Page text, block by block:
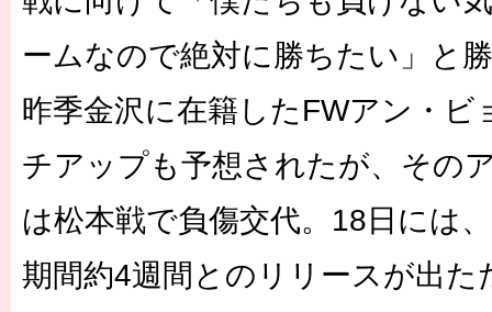
ームなので絶対に勝ちたい」と
昨季金沢に在籍したFWアン・
チアップも予想されたが、その
は松本戦で負傷交代。18日には
期間約4週間とのリリースが出た